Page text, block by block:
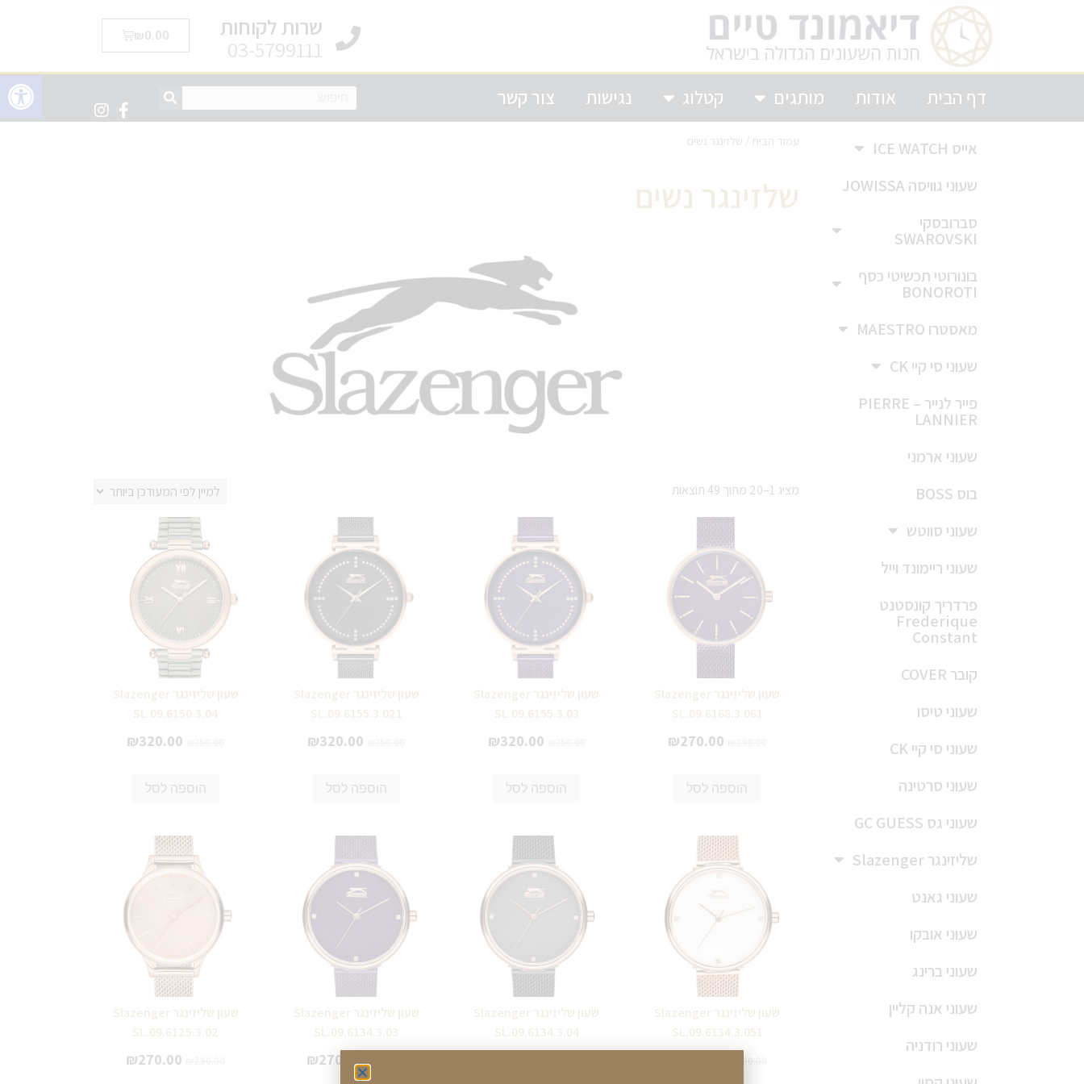
פתח
שרות לקוחות
03-5799111
₪0.00
דף הבית אודות מותגים קטלוג נגישות צור קשר
אייס ICE WATCH
שעוני גוויסה JOWISSA
סברובסקי
SWAROVSKI
בונורוטי תכשיטי כסף
BONOROTI
מאסטרו MAESTRO
שעוני סי קיי CK
פייר לנייר – PIERRE
LANNIER
שעוני ארמני
בוס BOSS
שעוני סווטש
שעוני ריימונד וייל
פרדריך קונסטנט
Frederique
Constant
קובר COVER
שעוני טיסו
שעוני סי קיי CK
שעוני סרטינה
שעוני גס GC GUESS
שליזינגר Slazenger
שעוני גאנט
שעוני אובקו
שעוני ברינג
שעוני אנה קליין
שעוני רודניה
עמוד הבית / שלזינגר נשים
שלזינגר נשים
מציג 1–20 מתוך 49 תוצאות
שעון שליזינגר Slazenger
SL.09.6168.3.061
₪270.00
הוספה לסל
שעון שליזינגר Slazenger
SL.09.6155.3.03
₪320.00
הוספה לסל
שעון שליזינגר Slazenger
SL.09.6155.3.021
₪320.00
הוספה לסל
שעון שליזינגר Slazenger
SL.09.6150.3.04
₪320.00
הוספה לסל
שעון שליזינגר Slazenger
SL.09.6134.3.051
שעון שליזינגר Slazenger
SL.09.6134.3.04
שעון שליזינגר Slazenger
SL.09.6134.3.03
₪
₪270.00
שעון שליזינגר Slazenger
SL.09.6125.3.02
₪270.00